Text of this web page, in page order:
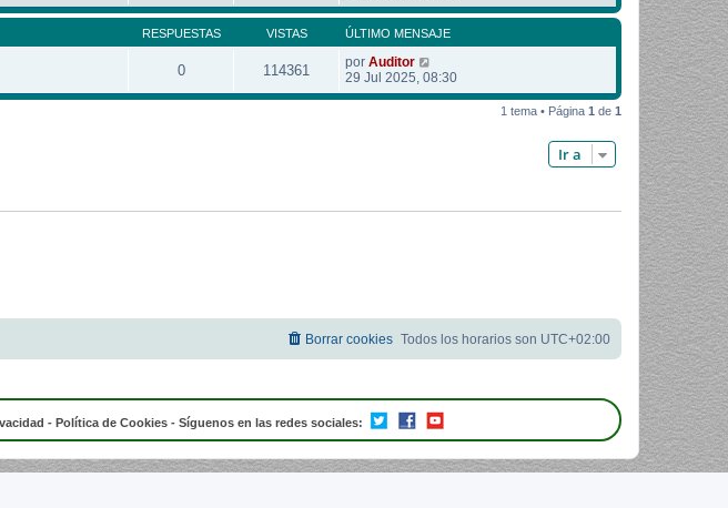
RESPUESTAS VISTAS ÚLTIMO MENSAJE
0 114361 por Auditor
29 Jul 2025, 08:30
1 tema • Página 1 de 1
Ir a
Todos los horarios son UTC+02:00
Borrar cookies
- Política de Cookies - Síguenos en las redes sociales: